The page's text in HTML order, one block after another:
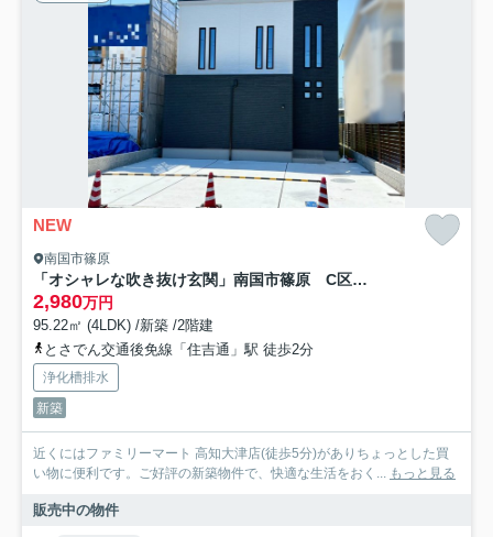
NEW
南国市篠原
「オシャレな吹き抜け玄関」南国市篠原 C区画 新築戸建
2,980万円
95.22㎡ (4LDK) /新築 /2階建
とさでん交通後免線「住吉通」駅 徒歩2分
浄化槽排水
新築
近くにはファミリーマート 高知大津店(徒歩5分)がありちょっとした買
い物に便利です。ご好評の新築物件で、快適な生活をおく... もっと見る
販売中の物件